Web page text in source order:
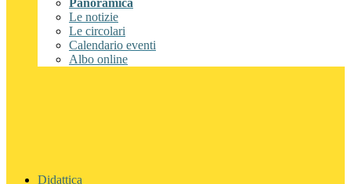
Panoramica
Le notizie
Le circolari
Calendario eventi
Albo online
Didattica